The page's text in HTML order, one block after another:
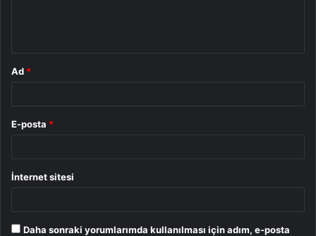
Ad *
E-posta *
İnternet sitesi
Daha sonraki yorumlarımda kullanılması için adım, e-posta